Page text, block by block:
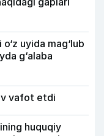
uyida mag‘lub
g‘alaba
vafot etdi
huquqiy